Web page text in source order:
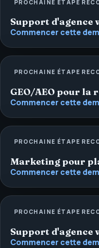
PROCHAINE ÉTAPE
Support d'agence
Commencer cette
PROCHAINE ÉTAPE
GEO/AEO pour la
Commencer cette
PROCHAINE ÉTAPE
Marketing pour
Commencer cette
PROCHAINE ÉTAPE
Support d'agence
Commencer cette